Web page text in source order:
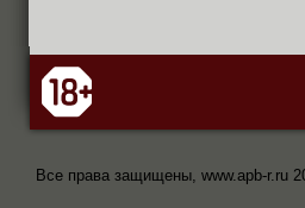
Все права защищены, www.apb-r.ru